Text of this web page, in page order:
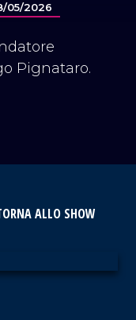
05/2026
Pignataro.
ALLO SHOW